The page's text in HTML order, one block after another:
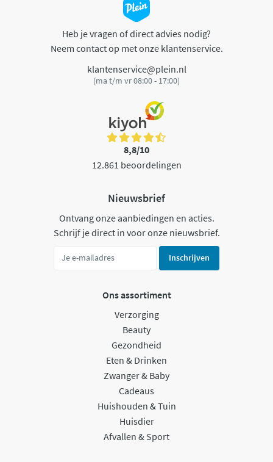
Heb je vragen of direct advies nodig?
Neem contact op met onze klantenservice.
klantenservice@plein.nl
(ma t/m vr 08:00 - 17:00)
8,8/10
12.861 beoordelingen
Nieuwsbrief
Ontvang onze aanbiedingen en acties.
Schrijf je direct in voor onze nieuwsbrief.
Inschrijven
Ons assortiment
Verzorging
Beauty
Gezondheid
Eten & Drinken
Zwanger & Baby
Cadeaus
Huishouden & Tuin
Huisdier
Afvallen & Sport